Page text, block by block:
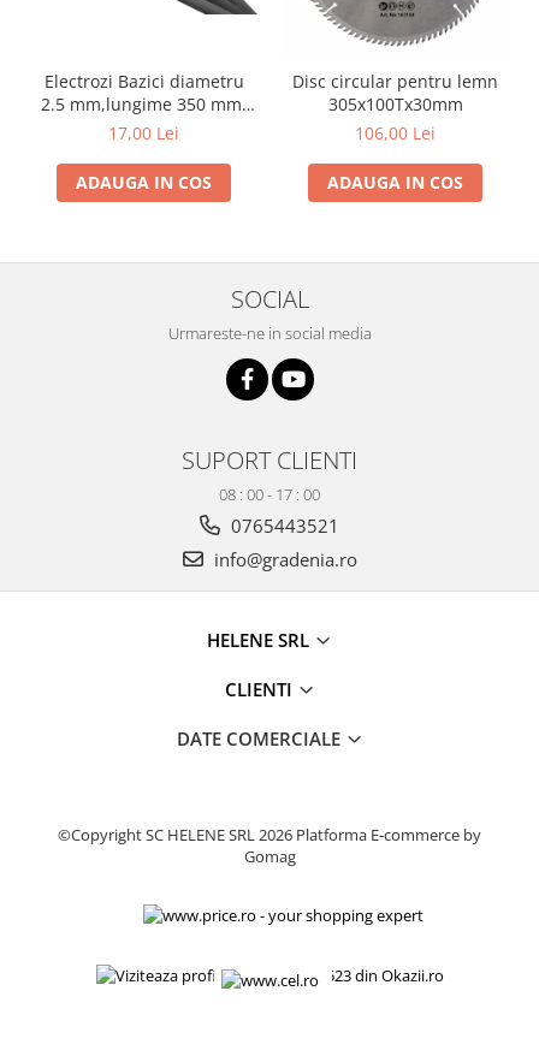
Plase anti insecte
Plase anti pasari
Plase anti buruieni
Plase pentru castraveti
Mobilier PVC
Mobilier comercial din PVC
Butoaie pentru vin
Garduri și porți rezidențiale
Articole de consum industrie
Scule si accesorii pneumatice
Aparate de sudura
Aspiratoare profesionale
Ciocane demolatoare
Electrozi Bazici diametru
2.5 mm,lungime 350 mm,
greutate 1 kg
17,00 Lei
ADAUGA IN COS
Disc circular pentru lemn
305x100Tx30mm
106,00 Lei
ADAUGA IN COS
SOCIAL
Urmareste-ne in social media
SUPORT CLIENTI
08 : 00 - 17 : 00
0765443521
info@gradenia.ro
HELENE SRL
CLIENTI
DATE COMERCIALE
©Copyright SC HELENE SRL 2026 Platforma E-commerce by
Gomag